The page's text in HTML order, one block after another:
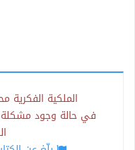
الملكية الفكرية
في حالة وجود مشكلة